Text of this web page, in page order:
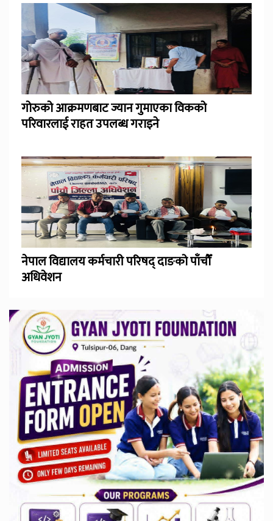
गोरुको आक्रमणबाट ज्यान गुमाएका विकको
परिवारलाई राहत उपलब्ध गराइने
नेपाल विद्यालय कर्मचारी परिषद् दाङको पाँचौँ
अधिवेशन